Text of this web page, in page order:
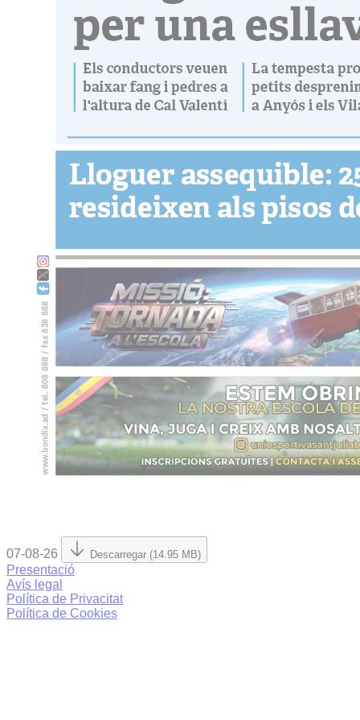
07-08-26 Descarregar (14.95 MB)
Presentació
Avís legal
Política de Privacitat
Política de Cookies